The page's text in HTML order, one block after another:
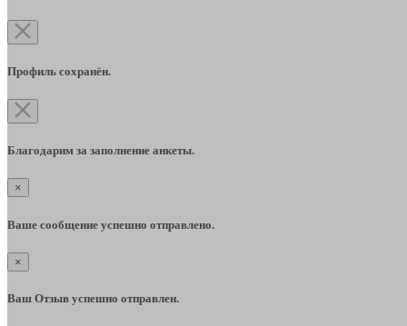
Профиль сохранён.
Благодарим за заполнение анкеты.
×
Ваше сообщение успешно отправлено.
×
Ваш Отзыв успешно отправлен.